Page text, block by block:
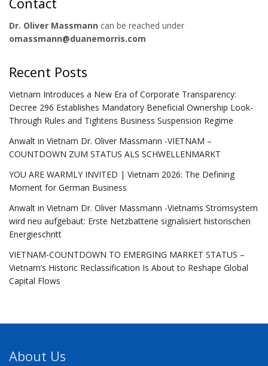
Dr. Oliver Massmann can be reached under
omassmann@duanemorris.com
Recent Posts
Vietnam Introduces a New Era of Corporate Transparency:
Decree 296 Establishes Mandatory Beneficial Ownership Look-
Through Rules and Tightens Business Suspension Regime
Anwalt in Vietnam Dr. Oliver Massmann -VIETNAM –
COUNTDOWN ZUM STATUS ALS SCHWELLENMARKT
YOU ARE WARMLY INVITED | Vietnam 2026: The Defining
Moment for German Business
Anwalt in Vietnam Dr. Oliver Massmann -Vietnams Stromsystem
wird neu aufgebaut: Erste Netzbatterie signalisiert historischen
Energieschritt
VIETNAM-COUNTDOWN TO EMERGING MARKET STATUS –
Vietnam’s Historic Reclassification Is About to Reshape Global
Capital Flows
About Us